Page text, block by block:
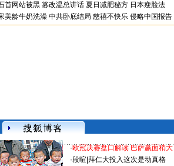
首网站被黑 篡改温总讲话 夏日减肥秘方 日本瘦脸法
美龄牛奶洗澡 中共卧底结局 慈禧不快乐 侵略中国报告
·欧冠决赛盘口解读 巴萨赢面稍大
·段暄 拜仁大投入这次是动真格